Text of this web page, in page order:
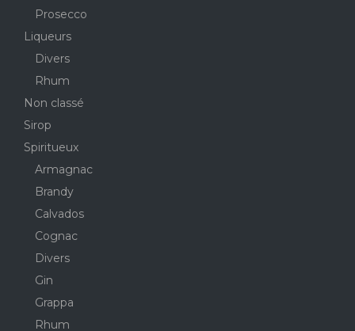
Prosecco
Liqueurs
Divers
Rhum
Non classé
Sirop
Spiritueux
Armagnac
Brandy
Calvados
Cognac
Divers
Gin
Grappa
Rhum